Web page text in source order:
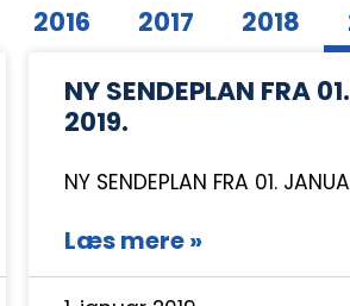
2016 2017 2018
NY SENDEPLAN FRA
2019.
NY SENDEPLAN FRA 01.
Læs mere »